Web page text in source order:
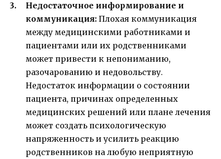
Недостаточное информирование и
коммуникация: Плохая коммуникация
между медицинскими работниками и
пациентами или их родственниками
может привести к непониманию,
разочарованию и недовольству.
Недостаток информации о состоянии
пациента, причинах определенных
медицинских решений или плане лечения
может создать психологическую
напряженность и усилить реакцию
родственников на любую неприятную